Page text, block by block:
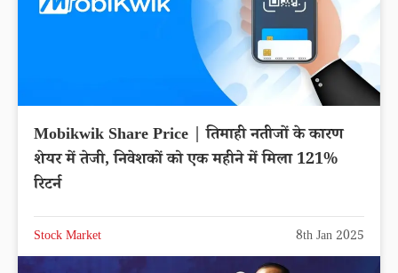
Mobikwik Share Price | तिमाही नतीजों के कारण
शेयर में तेजी, निवेशकों को एक महीने में मिला 121%
रिटर्न
Stock Market 8th Jan 2025